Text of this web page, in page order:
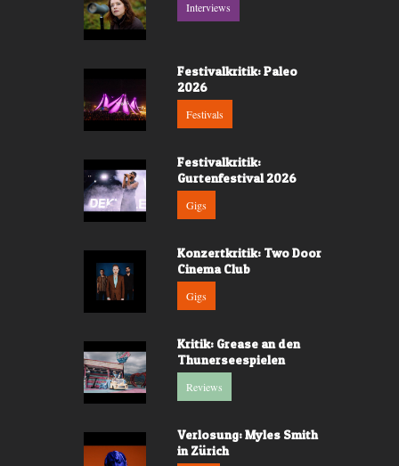
Interviews
Festivalkritik: Paleo
2026
Festivals
Festivalkritik:
Gurtenfestival 2026
Gigs
Konzertkritik: Two Door
Cinema Club
Gigs
Kritik: Grease an den
Thunerseespielen
Reviews
Verlosung: Myles Smith
in Zürich